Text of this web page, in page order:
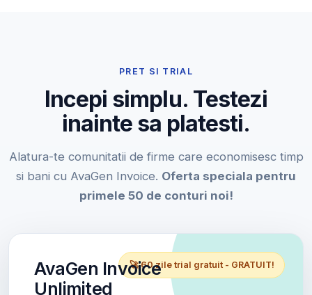
PRET SI TRIAL
Incepi simplu. Testezi
inainte sa platesti.
Alatura-te comunitatii de firme care economisesc timp
si bani cu AvaGen Invoice. Oferta speciala pentru
primele 50 de conturi noi!
🚀 60 zile trial gratuit - GRATUIT!
AvaGen Invoice
Unlimited